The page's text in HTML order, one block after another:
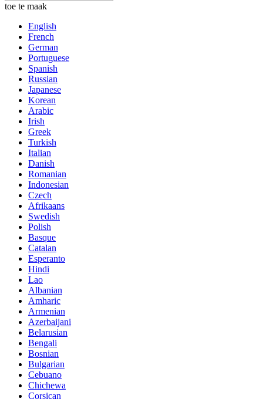
toe te maak
English
French
German
Portuguese
Spanish
Russian
Japanese
Korean
Arabic
Irish
Greek
Turkish
Italian
Danish
Romanian
Indonesian
Czech
Afrikaans
Swedish
Polish
Basque
Catalan
Esperanto
Hindi
Lao
Albanian
Amharic
Armenian
Azerbaijani
Belarusian
Bengali
Bosnian
Bulgarian
Cebuano
Chichewa
Corsican